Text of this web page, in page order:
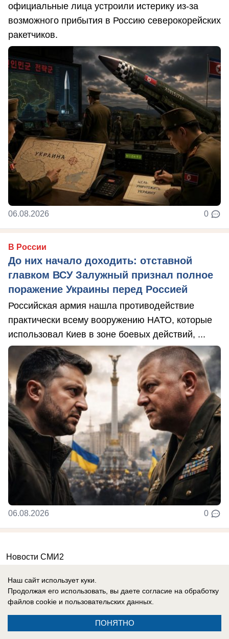
официальные лица устроили истерику из-за
возможного прибытия в Россию северокорейских
ракетчиков.
06.08.2026 0
В России
До них начало доходить: отставной
главком ВСУ Залужный признал полное
поражение Украины перед Россией
Российская армия нашла противодействие
практически всему вооружению НАТО, которые
использовал Киев в зоне боевых действий, ...
06.08.2026 0
Новости СМИ2
Реклама на сайте
Наш сайт использует куки.
Продолжая его использовать, вы даете согласие на обработку
файлов cookie и пользовательских данных.
ПОНЯТНО